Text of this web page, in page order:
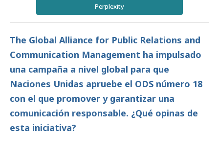
Perplexity
The Global Alliance for Public Relations and
Communication Management ha impulsado
una campaña a nivel global para que
Naciones Unidas apruebe el ODS número 18
con el que promover y garantizar una
comunicación responsable. ¿Qué opinas de
esta iniciativa?